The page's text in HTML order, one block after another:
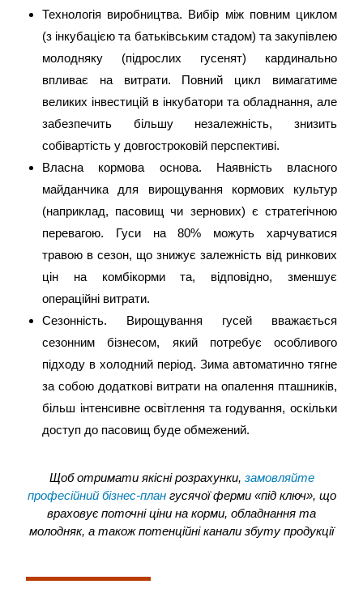
Технологія виробництва. Вибір між повним циклом
(з інкубацією та батьківським стадом) та закупівлею
молодняку ​​(підрослих гусенят) кардинально
впливає на витрати. Повний цикл вимагатиме
великих інвестицій в інкубатори та обладнання, але
забезпечить більшу незалежність, знизить
собівартість у довгостроковій перспективі.
Власна кормова основа. Наявність власного
майданчика для вирощування кормових культур
(наприклад, пасовищ чи зернових) є стратегічною
перевагою. Гуси на 80% можуть харчуватися
травою в сезон, що знижує залежність від ринкових
цін на комбікорми та, відповідно, зменшує
операційні витрати.
Сезонність. Вирощування гусей вважається
сезонним бізнесом, який потребує особливого
підходу в холодний період. Зима автоматично тягне
за собою додаткові витрати на опалення пташників,
більш інтенсивне освітлення та годування, оскільки
доступ до пасовищ буде обмежений.
Щоб отримати якісні розрахунки, замовляйте
професійний бізнес-плангусячої ферми «під ключ», що
враховує поточні ціни на корми, обладнання та
молодняк, а також потенційні канали збуту продукції